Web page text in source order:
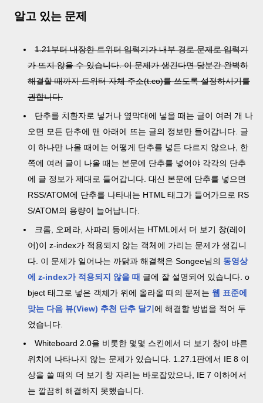
알고 있는 문제
1.21부터 내장한 트위터 입력기가 내부 경로 문제로 입력기
가 뜨지 않을 수 있습니다. 이 문제가 생긴다면 당분간 완벽히
해결할 때까지 트위터 자체 주소(t.co)를 쓰도록 설정하시기를
권합니다.
단추를 치환자로 넣거나 옆막대에 넣을 때는 글이 여러 개 나
오면 모든 단추에 맨 아래에 뜨는 글의 정보만 들어갑니다. 글
이 하나만 나올 때에는 어떻게 단추를 넣든 다르지 않으나, 한
쪽에 여러 글이 나올 때는 본문에 단추를 넣어야 각각의 단추
에 글 정보가 제대로 들어갑니다. 대신 본문에 단추를 넣으면
RSS/ATOM에 단추를 나타내는 HTML 태그가 들어가므로 RS
S/ATOM의 용량이 늘어납니다.
크롬, 오페라, 사파리 등에서는 HTML에서 더 보기 창(레이
어)이 z-index가 적용되지 않는 객체에 가리는 문제가 생깁니
다. 이 문제가 일어나는 까닭과 해결책은 Songee님의 동영상
에 z-index가 적용되지 않을 때 글에 잘 설명되어 있습니다. o
bject 태그로 넣은 객체가 위에 올라올 때의 문제는 웹 표준에
맞는 다음 뷰(View) 추천 단추 달기 에 해결할 방법을 적어 두
었습니다.
Whiteboard 2.0을 비롯한 몇몇 스킨에서 더 보기 창이 바른
위치에 나타나지 않는 문제가 있습니다. 1.27.1판에서 IE 8 이
상을 쓸 때의 더 보기 창 자리는 바로잡았으나, IE 7 이하에서
는 깔끔히 해결하지 못했습니다.